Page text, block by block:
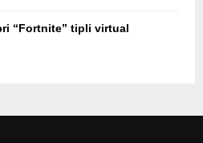
“Fortnite” tipli virtual